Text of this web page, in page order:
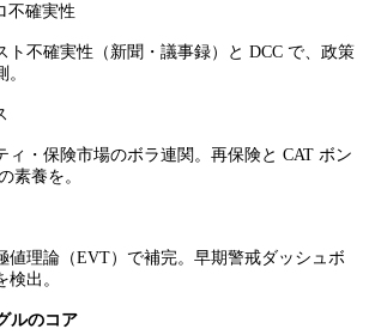
不確実性
ト不確実性（新聞・議事録）と DCC で、政策
ィ・保険市場のボラ連関。再保険と CAT ボン
素養を。
値理論（EVT）で補完。早期警戒ダッシュボ
出。
ルのコア